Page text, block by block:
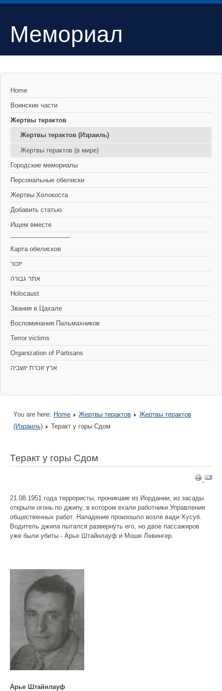
Мемориал
Home
Воинские части
Жертвы терактов
Жертвы терактов (Израиль)
Жертвы терактов (в мире)
Городские мемориалы
Персональные обелиски
Жертвы Холокоста
Добавить статью
Ищем вместе
------------------------------
Карта обелисков
יזכור
אתר גבורה
Holocaust
Звания в Цахале
Воспоминания Пальмахников
Terror victims
Organization of Partisans
You are here: Home Жертвы терактов
Жертвы терактов
(Израиль)
Теракт у горы Сдом
Теракт у горы Сдом
21.08.1951 года террористы, проникшие из Иордании, из засады
открыли огонь по джипу, в котором ехали работники Управления
общественных работ. Нападение произошло возле вади Хусуб.
Водитель джипа пытался развернуть его, но двое пассажиров
уже были убиты - Арье Штайнлауф и Моше Левингер.
Арье Штайнлауф